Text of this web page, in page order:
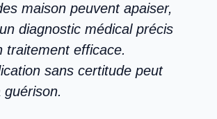
maison peuvent apaiser,
diagnostic médical précis
traitement efficace.
sans certitude peut